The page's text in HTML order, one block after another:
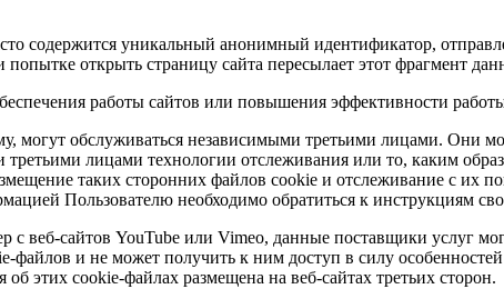
содержится уникальный анонимный идентификатор,
открыть страницу сайта пересылает этот фрагмент
работы сайтов или повышения эффективности
могут обслуживаться независимыми третьими лицами. Они
лицами технологии отслеживания или то, каким
таких сторонних файлов cookie и отслеживание с их
Пользователю необходимо обратиться к инструкциям
веб-сайтов YouTube или Vimeo, данные поставщики услуг
файлов и не может получить к ним доступ в силу
этих cookie-файлах размещена на веб-сайтах третьих сторон.